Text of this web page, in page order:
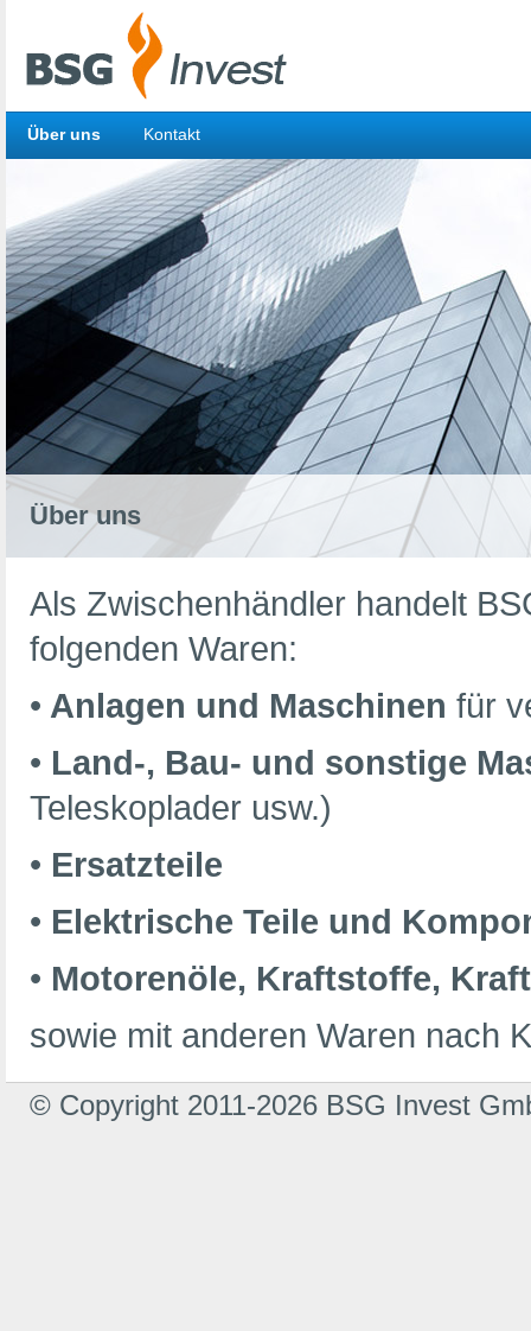
Über uns Kontakt
Über uns
Als Zwischenhändler handelt
folgenden Waren:
• Anlagen und Maschinen für
• Land-, Bau- und sonstige
Teleskoplader usw.)
• Ersatzteile
• Elektrische Teile und
• Motorenöle, Kraftstoffe,
sowie mit anderen Waren nach
© Copyright 2011-2026 BSG Invest